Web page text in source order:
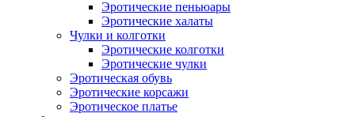
Эротические пеньюары
Эротические халаты
Чулки и колготки
Эротические колготки
Эротические чулки
Эротическая обувь
Эротические корсажи
Эротическое платье